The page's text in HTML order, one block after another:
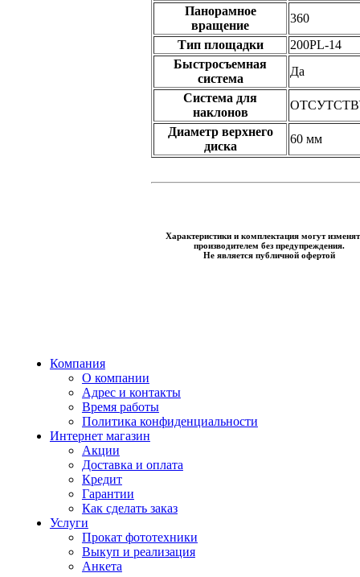
Панорамное
вращение
360
Тип площадки
200PL-14
Быстросъемная
система
Да
Система для
наклонов
Диаметр верхнего
диска
60 мм
Характеристики и комплектация могут
производителем без предупреждения.
Не является публичной офертой
Компания
О компании
Адрес и контакты
Время работы
Политика конфиденциальности
Интернет магазин
Акции
Доставка и оплата
Кредит
Гарантии
Как сделать заказ
Услуги
Прокат фототехники
Выкуп и реализация
Анкета